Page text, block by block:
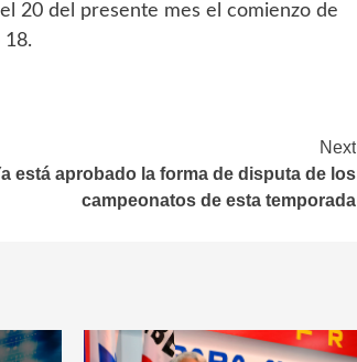
20 del presente mes el comienzo de
18.
Next
está aprobado la forma de disputa de los
campeonatos de esta temporada